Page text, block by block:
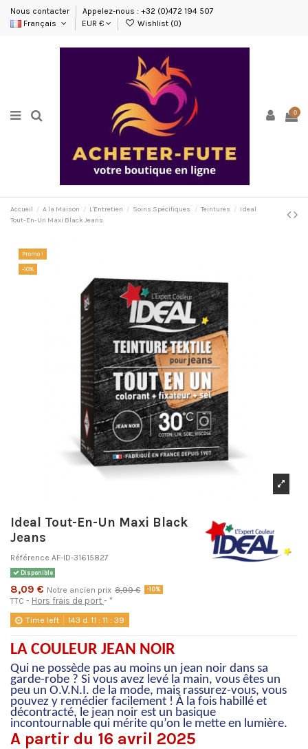
Nous contacter
Appelez-nous : +32 (0)472 194 507
Français
EUR € Wishlist (0)
0
Accueil A la Maison L'Entretien Soins Spécifiques Teintures
Ideal
Tout-En-Un Maxi Black Jeans
Promo !
-10%
Ideal Tout-En-Un Maxi Black
Jeans
Référence AF-ID-31615827
Disponible
8,09 € Notre ancien prix 8,99 € -10%
TTC Hors frais de port *
Time left 143 d. 11 : 11 :39
LA COULEUR JEAN NOIR
Qui ne possède pas au moins un jean noir dans sa
garde-robe ? Si vous avez levé la main, vous êtes un
peu un O.V.N.I. de la mode, mais rassurez-vous, vous
pouvez y remédier facilement ! À la fois habillé et
décontracté, le jean noir est un basique
incontournable qui mérite qu’on le mette en lumière.
A partir du 16 avril 2025